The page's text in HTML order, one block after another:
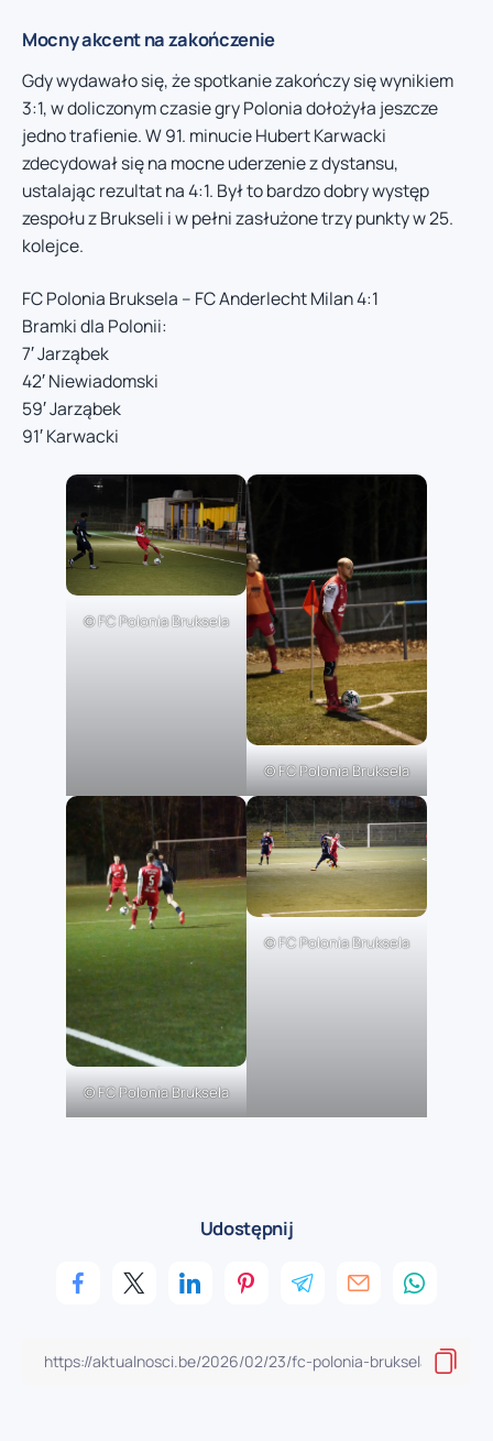
Mocny akcent na zakończenie
Gdy wydawało się, że spotkanie zakończy się wynikiem
3:1, w doliczonym czasie gry Polonia dołożyła jeszcze
jedno trafienie. W 91. minucie Hubert Karwacki
zdecydował się na mocne uderzenie z dystansu,
ustalając rezultat na 4:1. Był to bardzo dobry występ
zespołu z Brukseli i w pełni zasłużone trzy punkty w 25.
kolejce.
FC Polonia Bruksela – FC Anderlecht Milan 4:1
Bramki dla Polonii:
7′ Jarząbek
42′ Niewiadomski
59′ Jarząbek
91′ Karwacki
© FC Polonia Bruksela
© FC Polonia Bruksela
© FC Polonia Bruksela
© FC Polonia Bruksela
Udostępnij